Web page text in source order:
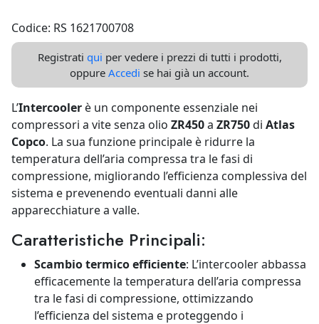
Codice: RS 1621700708
Registrati qui per vedere i prezzi di tutti i prodotti,
oppure Accedi se hai già un account.
L’Intercooler è un componente essenziale nei
compressori a vite senza olio ZR450a ZR750di Atlas
Copco. La sua funzione principale è ridurre la
temperatura dell’aria compressa tra le fasi di
compressione, migliorando l’efficienza complessiva del
sistema e prevenendo eventuali danni alle
apparecchiature a valle.
Caratteristiche Principali:
Scambio termico efficiente: L’intercooler abbassa
efficacemente la temperatura dell’aria compressa
tra le fasi di compressione, ottimizzando
l’efficienza del sistema e proteggendo i